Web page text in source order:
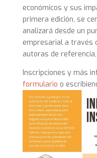
económicos y sus
primera edición, se
analizará desde un
empresarial a través
autoras de
Inscripciones y más
formulario o